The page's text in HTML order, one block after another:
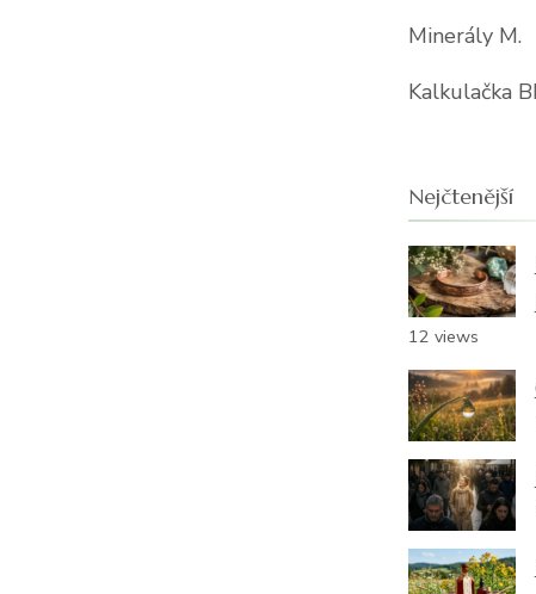
Minerály M.
Kalkulačka
Nejčtenější
12 views